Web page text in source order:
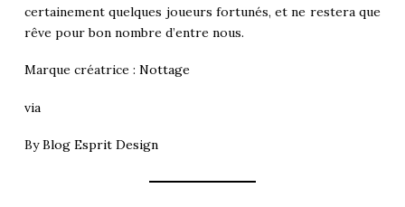
certainement quelques joueurs fortunés, et ne restera que
rêve pour bon nombre d’entre nous.
Marque créatrice : Nottage
via
ByBlog Esprit Design